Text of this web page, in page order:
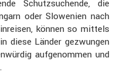
Schutz­su­chende, die
oder Slowe­nien nach
können so mittels
diese Länder gezwungen
aufge­nommen und